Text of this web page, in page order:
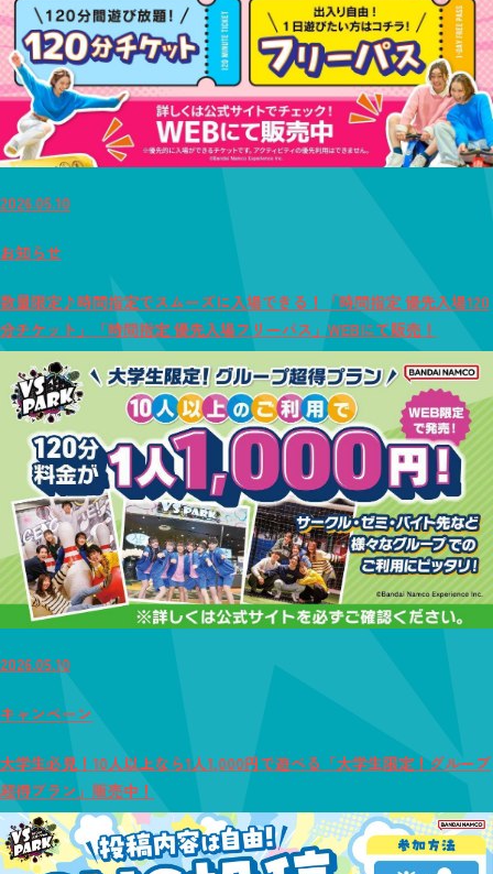
2026.05.10
お知らせ
数量限定♪時間指定でスムーズに入場できる！「時間指定 優先入場120
分チケット」「時間指定 優先入場フリーパス」WEBにて販売！
2026.05.10
キャンペーン
大学生必見！10人以上なら1人1,000円で遊べる「大学生限定！グループ
超得プラン」販売中！